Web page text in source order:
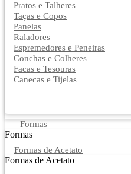
Pratos e Talheres
Taças e Copos
Panelas
Raladores
Espremedores e Peneiras
Conchas e Colheres
Facas e Tesouras
Canecas e Tijelas
Formas
Formas
Formas de Acetato
Formas de Acetato